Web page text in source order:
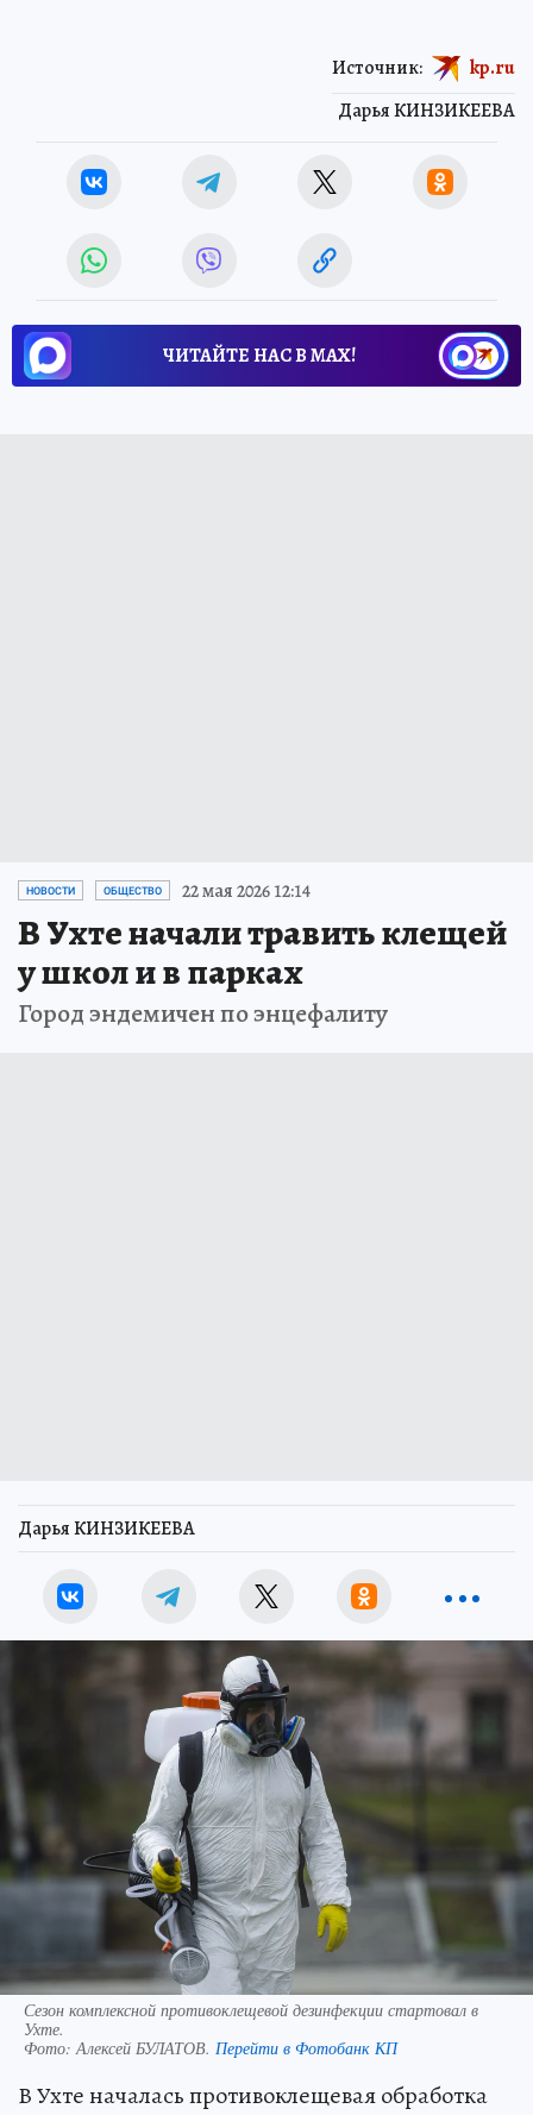
Дарья КИНЗИКЕЕВА
Источник: kp.ru
ЧИТАЙТЕ НАС В МАХ!
НОВОСТИ ОБЩЕСТВО 22 мая 2026 12:14
В Ухте начали травить клещей
у школ и в парках
Город эндемичен по энцефалиту
Дарья КИНЗИКЕЕВА
Сезон комплексной противоклещевой дезинфекции стартовал в
Ухте.
Фото: Алексей БУЛАТОВ. Перейти в Фотобанк КП
В Ухте началась противоклещевая обработка